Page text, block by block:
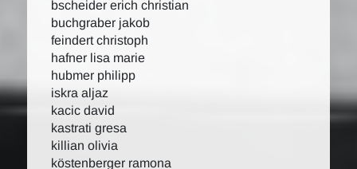
bscheider erich christian
buchgraber jakob
feindert christoph
hafner lisa marie
hubmer philipp
iskra aljaz
kacic david
kastrati gresa
killian olivia
köstenberger ramona